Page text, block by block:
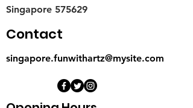
Singapore 575629
Contact
singapore.funwithartz@mysite.com